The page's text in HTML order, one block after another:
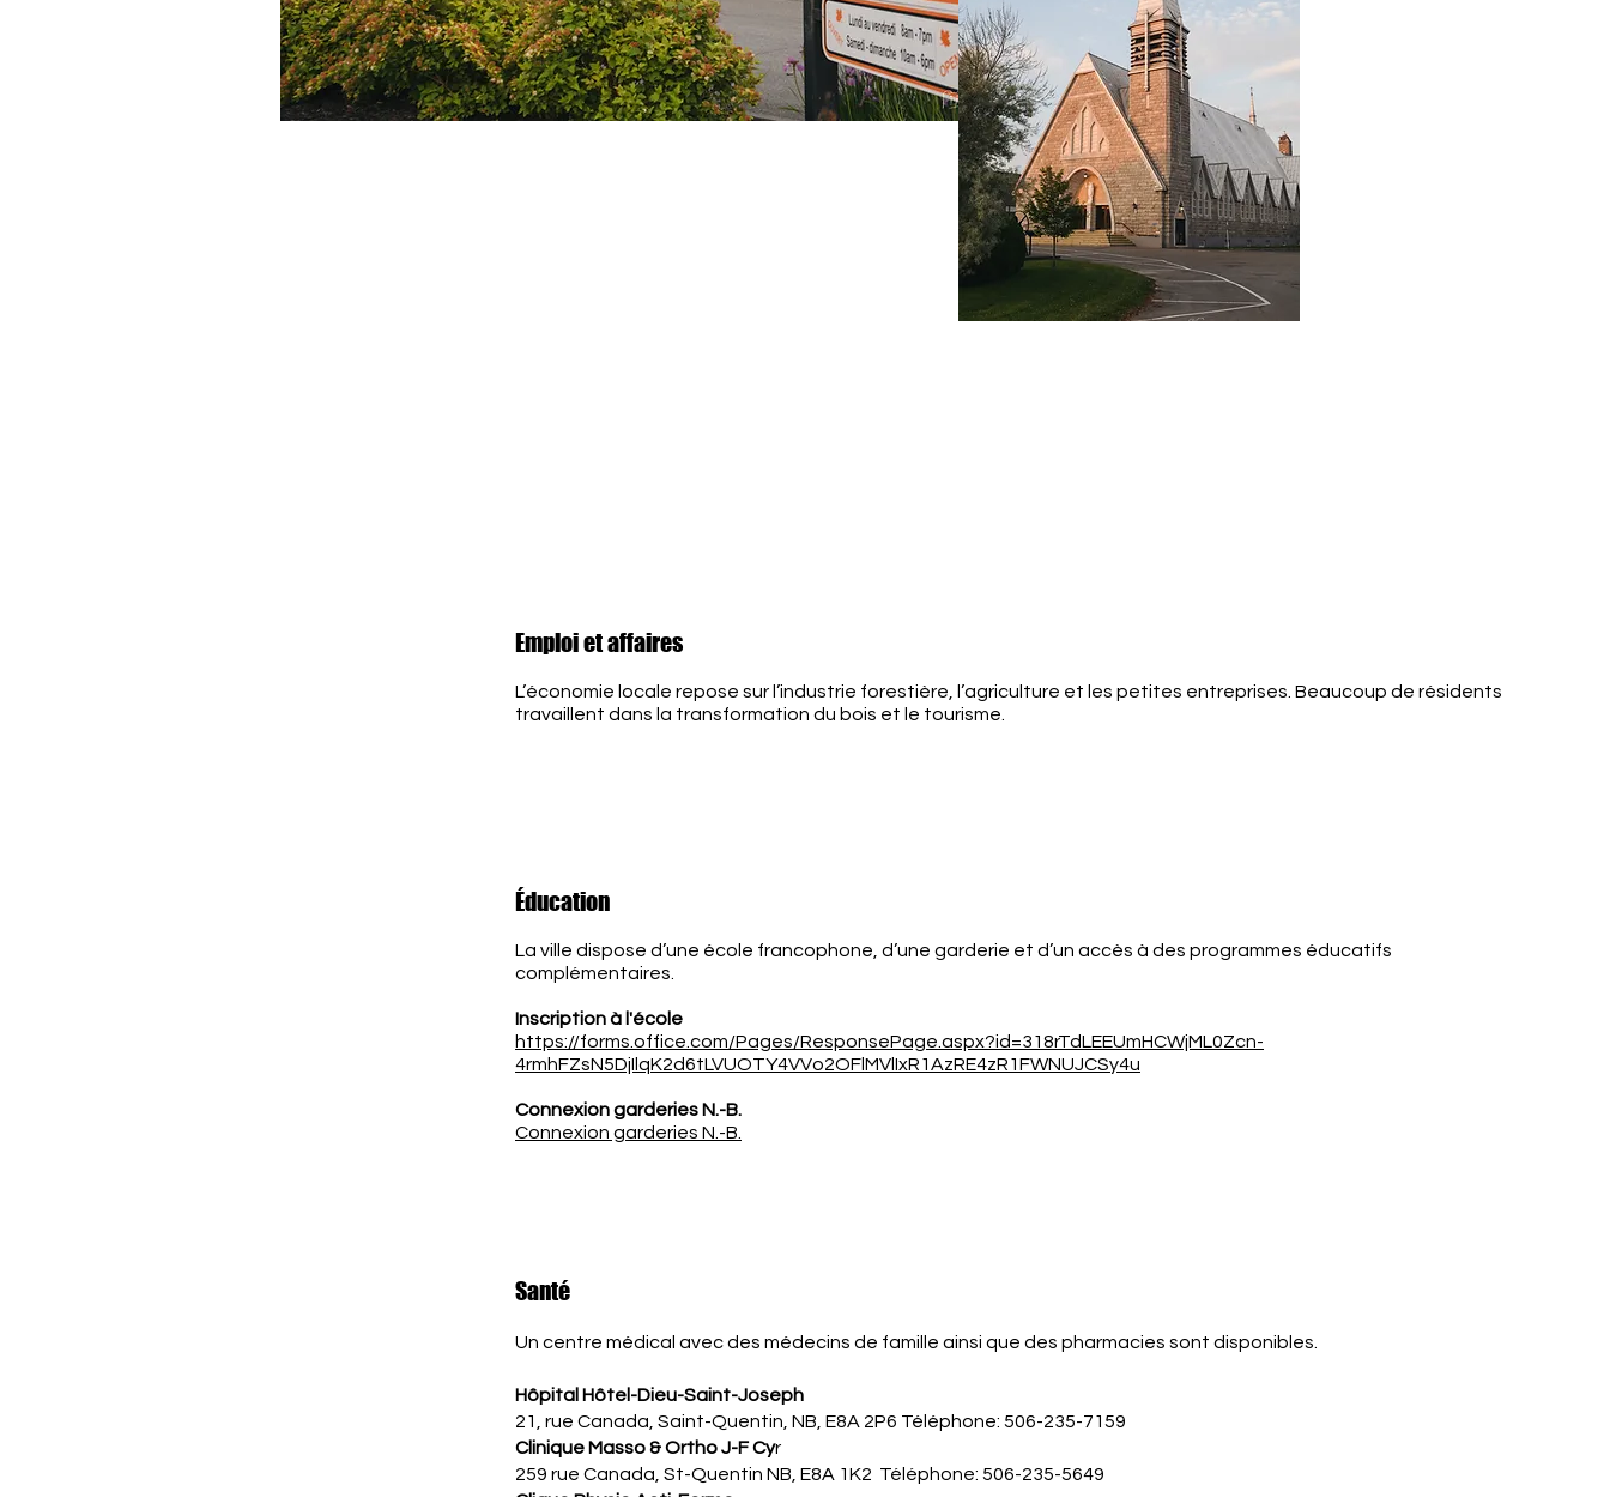
Emploi et affaires
L’économie locale repose sur l’industrie forestière, l’agriculture et les petites entreprises. Beaucoup de résidents
travaillent dans la transformation du bois et le tourisme.
Éducation
La ville dispose d’une école francophone, d’une garderie et d’un accès à des programmes éducatifs
complémentaires.
Inscription à l'école
https://forms.office.com/Pages/ResponsePage.aspx?id=318rTdLEEUmHCWjML0Zcn-
4rmhFZsN5DjIlqK2d6tLVUOTY4VVo2OFlMVlIxR1AzRE4zR1FWNUJCSy4u
Connexion garderies N.-B.
Connexion garderies N.-B.
Santé
Un centre médical avec des médecins de famille ainsi que des pharmacies sont disponibles.
Hôpital Hôtel-Dieu-Saint-Joseph
21, rue Canada, Saint-Quentin, NB, E8A 2P6 Téléphone: 506-235-7159
Clinique Masso & Ortho J-F Cyr
259 rue Canada, St-Quentin NB, E8A 1K2 Téléphone: 506-235-5649